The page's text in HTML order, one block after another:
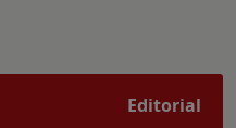
Editorial